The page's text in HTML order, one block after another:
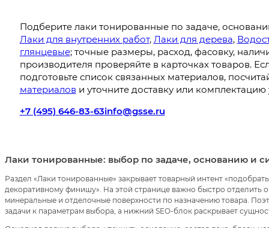
Подберите лаки тонированные по задаче,
Лаки для внутренних работ, Лаки для дерева,
глянцевые; точные размеры, расход, фасовку,
производителя проверяйте в карточках товаров.
подготовьте список связанных материалов,
материалов и уточните доставку или комплектацию
+7 (495) 646-83-63info@gsse.ru
Лаки тонированные: выбор по задаче, основанию и
Раздел «Лаки тонированные» закрывает товарный интент
декоративному финишу». На этой странице важно быстро отделить
минеральные и отделочные поверхности по назначению товара.
задачи к параметрам выбора, а нижний SEO-блок раскрывает